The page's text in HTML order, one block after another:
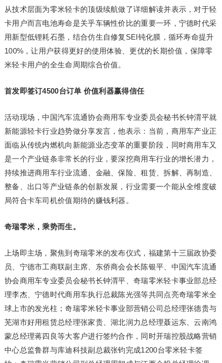
从技术层面为零米轻卡的顶级续航做了详细解读并表示，对于轻
卡用户而言电池寿命是关乎车辆性价比的重要一环，宁德时代采
用新型低锂耗石墨，结合仿生自修复SEI钝化膜，循环寿命提升
100%，让用户获得更好的使用体验、更优的长期价值，保障零
米轻卡用户的全生命周期综合价值。
首发即签订4500台订单 价值利器赢得信任
活动现场，中国汽车流通协会商用车专业委员会秘书长钟渭平就
新能源轻卡行业趋势做分享发言，他表示：当前，商用车产业正
面临从传统内燃机向新能源业态变革的重要阶段，同时商用车又
是一个产业链条非常长的行业，要深挖商用车行业的增长潜力，
持续推进商用车行业流通、金融、保险、租赁、拆解、再制造、
整备、出口等产业链条的创新发展，行业需要一个能从全维度破
局符合卡车司机价值期待的赚钱利器。
奇瑞零米，乘势而生。
上场即主场，聚焦到奇瑞零米的发布仪式，福建第十三届政协委
员、宁德市工商联副主席、东侨商会会长陈银平、中国汽车流通
协会商用车专业委员会秘书长钟渭平、奇瑞零米轻卡事业部总经
理李杰、宁德时代商用车执行总裁陈光强等共同点亮奇瑞零米全
球上市的发光柱；奇瑞零米轻卡事业部营销公司总经理张德贵与
芜湖市好用租赁总经理张家贵、湖北润力总经理聂运东、云南鸿
蒙总经理蒋四良等大客户进行签约合作，同时开瑞控股战略营销
中心总监鲁群与库迪科技副总裁张钧完成1200台零米轻卡签